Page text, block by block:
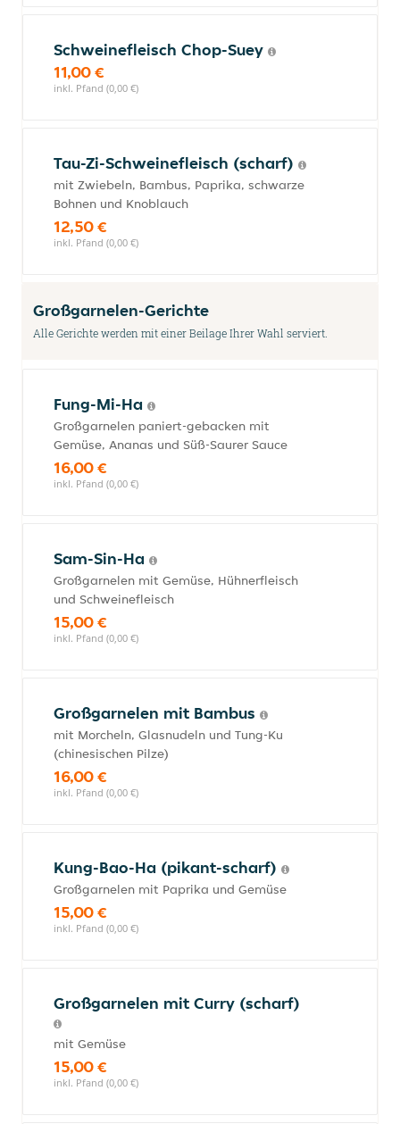
Schweinefleisch Chop-Suey
11,00 €
inkl. Pfand (0,00 €)
Tau-Zi-Schweinefleisch (scharf)
mit Zwiebeln, Bambus, Paprika, schwarze
Bohnen und Knoblauch
12,50 €
inkl. Pfand (0,00 €)
Großgarnelen-Gerichte
Alle Gerichte werden mit einer Beilage Ihrer Wahl serviert.
Fung-Mi-Ha
Großgarnelen paniert-gebacken mit
Gemüse, Ananas und Süß-Saurer Sauce
16,00 €
inkl. Pfand (0,00 €)
Sam-Sin-Ha
Großgarnelen mit Gemüse, Hühnerfleisch
und Schweinefleisch
15,00 €
inkl. Pfand (0,00 €)
Großgarnelen mit Bambus
mit Morcheln, Glasnudeln und Tung-Ku
(chinesischen Pilze)
16,00 €
inkl. Pfand (0,00 €)
Kung-Bao-Ha (pikant-scharf)
Großgarnelen mit Paprika und Gemüse
15,00 €
inkl. Pfand (0,00 €)
Großgarnelen mit Curry (scharf)
mit Gemüse
15,00 €
inkl. Pfand (0,00 €)